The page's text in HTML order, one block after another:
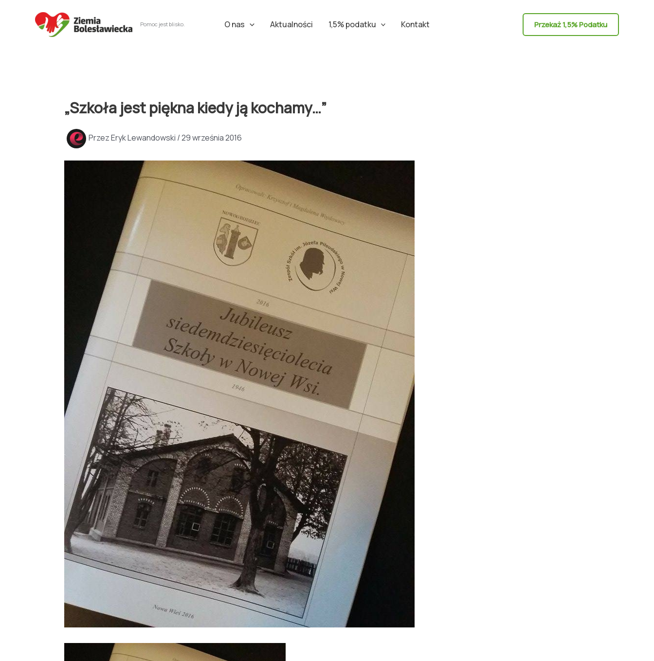
Pomoc jest blisko. O nas Aktualności 1,5% podatku Kontakt Przekaż 1,5% Podatku
„Szkoła jest piękna kiedy ją kochamy…”
PrzezEryk Lewandowski /29 września 2016